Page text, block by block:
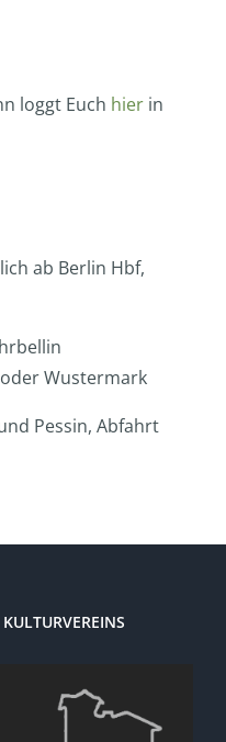
loggt Euch hier in
ab Berlin Hbf,
Wustermark
Pessin, Abfahrt